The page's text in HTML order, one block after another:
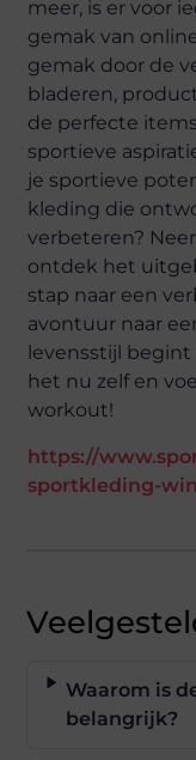
meer, is er voor
gemak van
gemak door de
bladeren,
de perfecte
sportieve
je sportieve
kleding die
verbeteren?
ontdek het
stap naar een
avontuur naar
levensstijl
het nu zelf en
workout!
https://
sportkleding-
Waarom is
belangrijk?